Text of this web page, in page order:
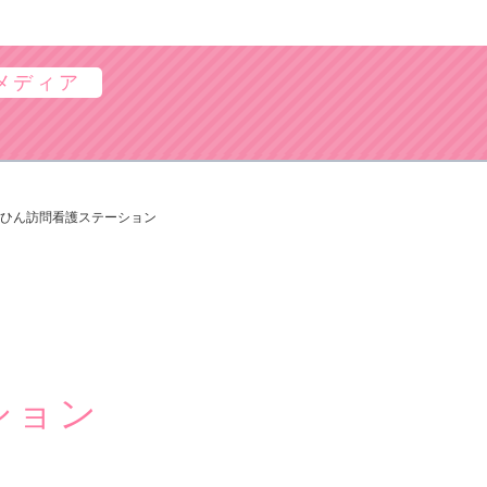
ディア
ん訪問看護ステーション
ョン